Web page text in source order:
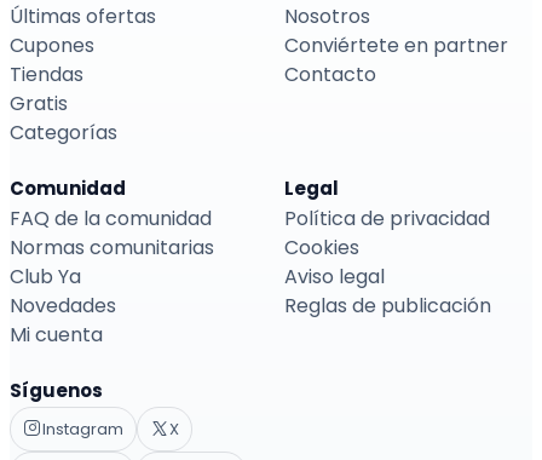
Últimas ofertas
Cupones
Tiendas
Gratis
Categorías
Nosotros
Conviértete en partner
Contacto
Comunidad
FAQ de la comunidad
Normas comunitarias
Club Ya
Novedades
Mi cuenta
Legal
Política de privacidad
Cookies
Aviso legal
Reglas de publicación
Síguenos
Instagram
X